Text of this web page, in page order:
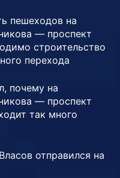
пешеходов на
— проспект
строительство
перехода
почему на
— проспект
так много
отправился на